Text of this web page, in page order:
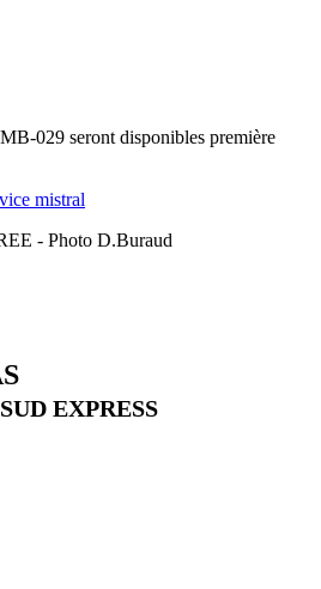
029 seront disponibles première
- Photo D.Buraud
EXPRESS